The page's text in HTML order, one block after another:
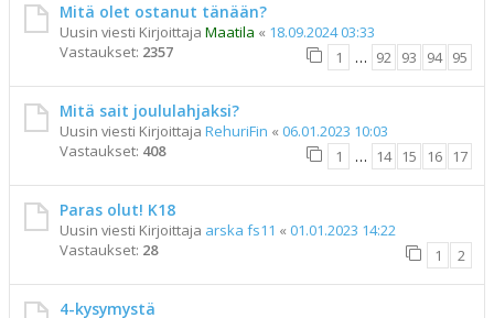
Mitä olet ostanut tänään?
Uusin viesti Kirjoittaja Maatila « 18.09.2024 03:33
Vastaukset: 2357 1 … 92 93 94 95
Mitä sait joululahjaksi?
Uusin viesti Kirjoittaja RehuriFin « 06.01.2023 10:03
Vastaukset: 408 1 … 14 15 16 17
Paras olut! K18
Uusin viesti Kirjoittaja arska fs11 « 01.01.2023 14:22
Vastaukset: 28 1 2
4-kysymystä